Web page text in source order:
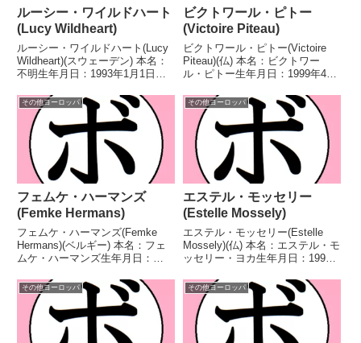
ルーシー・ワイルドハート
(Lucy Wildheart)
ルーシー・ワイルドハート(Lucy
Wildheart)(スウェーデン) 本名：
不明生年月日：1993年1月1日国
勝(4KO)3敗 【獲得タイトル】
IBOインターコンチネンタルライ
ト級王座 【戦歴】2017/...
ビクトワール・ピトー
(Victoire Piteau)
ビクトワール・ピトー(Victoire
Piteau)(仏) 本名：ビクトワー
ル・ピトー生年月日：1999年4月
(2KO)3敗 【獲得タイトル】フラ
ンススーパーフェザー級王座フラ
ンスライト級王座EBU欧州スー...
その他ヨーロッパ
フェムケ・ハーマンズ
(Femke Hermans)
フェムケ・ハーマンズ(Femke
Hermans)(ベルギー) 本名：フェ
ムケ・ハーマンズ生年月日：
績：24戦19勝(6KO)5敗 【獲得タ
イトル】ベルギー女子スーパーミ
ドル級王座WBFインターナショ
ナル女...
その他ヨーロッパ
エステル・モッセリー
(Estelle Mossely)
エステル・モッセリー(Estelle
Mossely)(仏) 本名：エステル・モ
ッセリー・ヨカ生年月日：1992
勝(1KO)1分 【獲得タイトル】
2016年度世界選手権ライト級優
勝(アマチュア)リオデジャ...
その他ヨーロッパ その他ヨーロッパ